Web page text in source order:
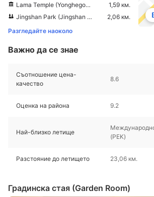
Lama Temple (Yonghegong)
1,59 км.
Jingshan Park (Jingshan Gongyuan)
2,06 км.
Разгледайте наоколо
Важно да се знае
Съотношение цена-
качество
8.6
Оценка на района 9.2
Най-близко летище
(PEK)
Разстояние до летището 23,06 км.
Градинска стая (Garden Room)